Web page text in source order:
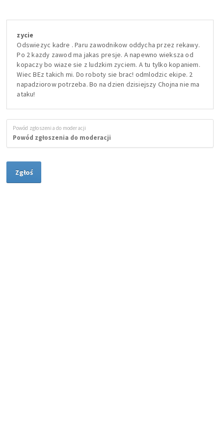
zycie
Odswiezyc kadre . Paru zawodnikow oddycha przez rekawy.
Po 2 kazdy zawod ma jakas presje. A napewno wieksza od
kopaczy bo wiaze sie z ludzkim zyciem. A tu tylko kopaniem.
Wiec BEz takich mi. Do roboty sie brac! odmlodzic ekipe. 2
napadziorow potrzeba. Bo na dzien dzisiejszy Chojna nie ma
ataku!
Powód zgłoszenia do moderacji